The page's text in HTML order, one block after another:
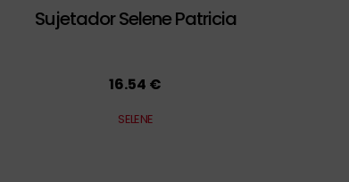
Sujetador Selene Patricia
16.54 €
SELENE